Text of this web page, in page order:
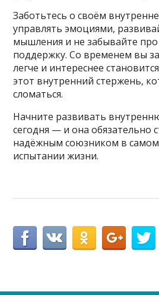
Заботьтесь о своём
управлять эмоциями,
мышления и не забывайте
поддержку. Со временем вы
легче и интереснее
этот внутренний стержень,
сломаться.
Начните развивать
сегодня — и она обязательно
надёжным союзником в
испытании жизни.